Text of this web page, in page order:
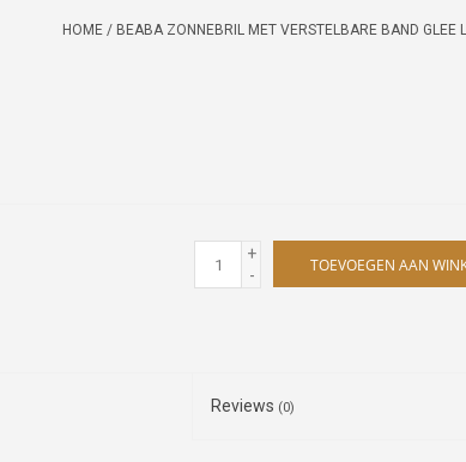
HOME / BEABA ZONNEBRIL MET VERSTELBARE BAND GLEE
+
-
TOEVOEGEN AAN
Reviews (0)